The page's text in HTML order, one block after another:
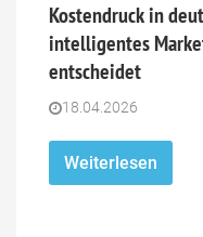
Kostendruck in
intelligentes
entscheidet
18.04.2026
Weiterlesen